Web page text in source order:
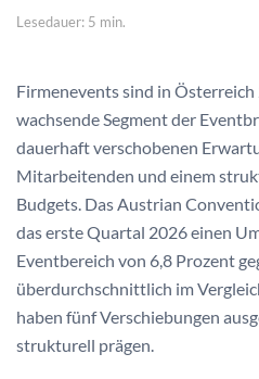
Lesedauer: 5 min.
Firmenevents sind in
wachsende Segment der
dauerhaft verschobenen
Mitarbeitenden und einem
Budgets. Das Austrian
das erste Quartal 2026 einen
Eventbereich von 6,8 Prozent
überdurchschnittlich im
haben fünf Verschiebungen
strukturell prägen.